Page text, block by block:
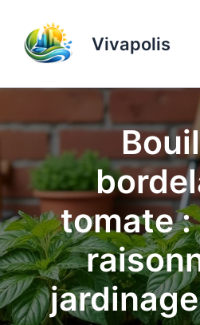
contenu
Vivapolis
tomate :